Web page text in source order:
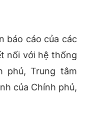
báo cáo của các
nối với hệ thống
phủ, Trung tâm
của Chính phủ,